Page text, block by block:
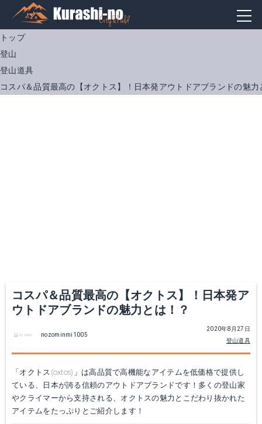
トップ
登山
登山道具
コスパ＆品質最高の【オクトス】！日本発アウトドアブランドの魅力
コスパ＆品質最高の【オクトス】！日本発ア
ウトドアブランドの魅力とは！？
2020年8月27日
登山道具
nozominmi1005
「オクトス(oxtos)」は高品質で高機能なアイテムを低価格で提供し
ている、日本が誇る信頼のアウトドアブランドです！多くの登山家
やクライマーから支持される、オクトスの魅力とこだわり抜かれた
アイテムをたっぷりとご紹介します！
NANGA×oxtos｜オーロラダウンパンツ